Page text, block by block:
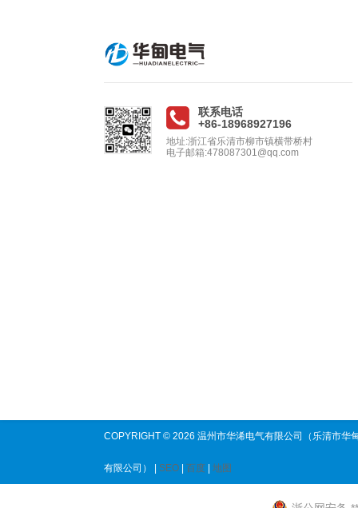
联系电话
+86-18968927196
地址:浙江省乐清市柳市镇横带桥村
电子邮箱:478087301@qq.com
COPYRIGHT © 2026 温州市华浠电气有限公司（乐清市华
有限公司） | SEO 百度 地图